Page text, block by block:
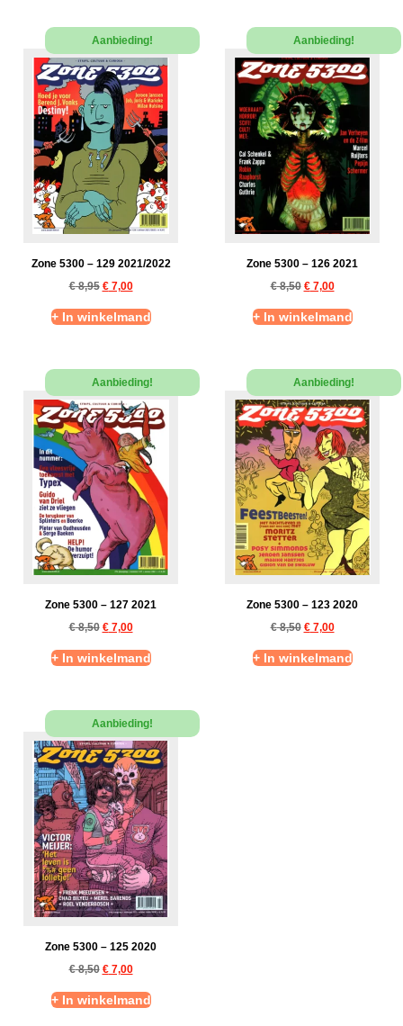
Aanbieding!
Zone 5300 – 129 2021/2022
€8,95 €7,00
+ In winkelmand
Aanbieding!
Zone 5300 – 126 2021
€8,50 €7,00
+ In winkelmand
Aanbieding!
Zone 5300 – 127 2021
€8,50 €7,00
+ In winkelmand
Aanbieding!
Zone 5300 – 123 2020
€8,50 €7,00
+ In winkelmand
Aanbieding!
Zone 5300 – 125 2020
€8,50 €7,00
+ In winkelmand